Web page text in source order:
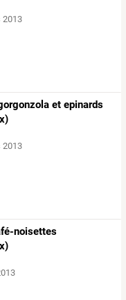
2013
et epinards
2013
noisettes